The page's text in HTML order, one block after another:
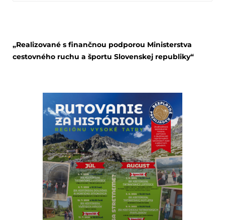
„Realizované s finančnou podporou Ministerstva
cestovného ruchu a športu Slovenskej republiky“